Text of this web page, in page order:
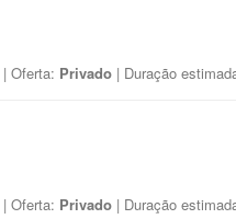
| Oferta: Privado | Duração
| Oferta: Privado | Duração